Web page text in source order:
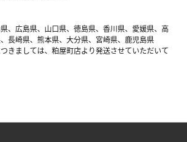
、広島県、山口県、徳島県、香川県、愛媛県、高
長崎県、熊本県、大分県、宮崎県、鹿児島県
きましては、粕屋町店より発送させていただいて